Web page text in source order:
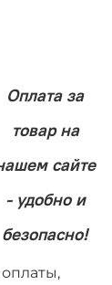
Оплата за
товар на
сайте
- удобно и
безопасно!